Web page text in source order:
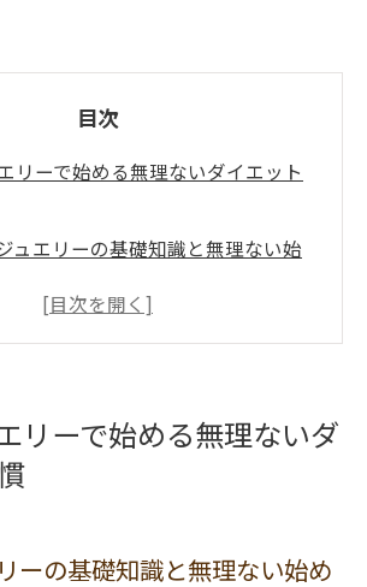
目次
リーで始める無理ないダイエット
ュエリーの基礎知識と無理ない始
ト成功へ導く耳つぼジュエリーの
ュエリー 新潟で選ばれる理由と背
リーで始める無理ないダ
ーの基礎知識と無理ない始め